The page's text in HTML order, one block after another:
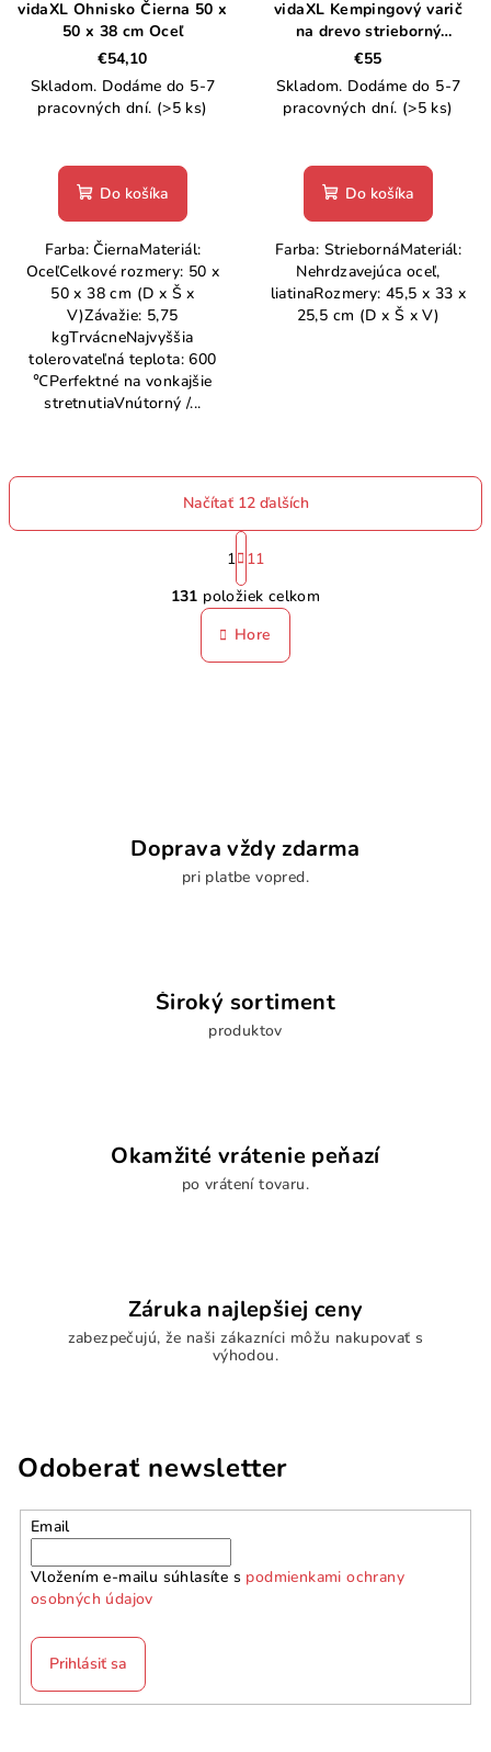
vidaXL Ohnisko Čierna 50 x
50 x 38 cm Oceľ
€54,10
Skladom. Dodáme do 5-7
pracovných dní. (>5 ks)
Do košíka
Farba: ČiernaMateriál:
OceľCelkové rozmery: 50 x
50 x 38 cm (D x Š x
V)Závažie: 5,75
kgTrvácneNajvyššia
tolerovateľná teplota: 600
℃Perfektné na vonkajšie
stretnutiaVnútorný /...
vidaXL Kempingový varič
na drevo strieborný
45,5x33x25,5 cm oceľ
€55
Skladom. Dodáme do 5-7
pracovných dní. (>5 ks)
Do košíka
Farba: StriebornáMateriál:
Nehrdzavejúca oceľ,
liatinaRozmery: 45,5 x 33 x
25,5 cm (D x Š x V)
O
v
l
á
r
v
k
i
s
Načítať 12 ďalších
S
t
r
á
n
k
o
1 11
131 položiek celkom
Hore
Doprava vždy zdarma
pri platbe vopred.
Široký sortiment
produktov
Okamžité vrátenie peňazí
po vrátení tovaru.
Záruka najlepšiej ceny
zabezpečujú, že naši zákazníci môžu nakupovať s
výhodou.
Odoberať newsletter
Email
Vložením e-mailu súhlasíte s podmienkami ochrany
osobných údajov
Prihlásiť sa